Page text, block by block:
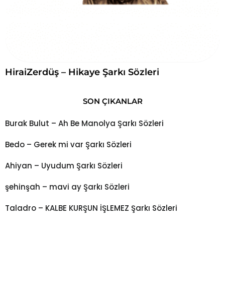
HiraiZerdüş – Hikaye Şarkı Sözleri
SON ÇIKANLAR
Burak Bulut – Ah Be Manolya Şarkı Sözleri
Bedo – Gerek mi var Şarkı Sözleri
Ahiyan – Uyudum Şarkı Sözleri
şehinşah – mavi ay Şarkı Sözleri
Taladro – KALBE KURŞUN İŞLEMEZ Şarkı Sözleri